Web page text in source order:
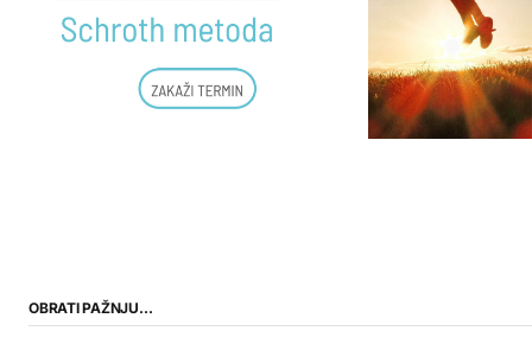
OBRATI PAŽNJU…